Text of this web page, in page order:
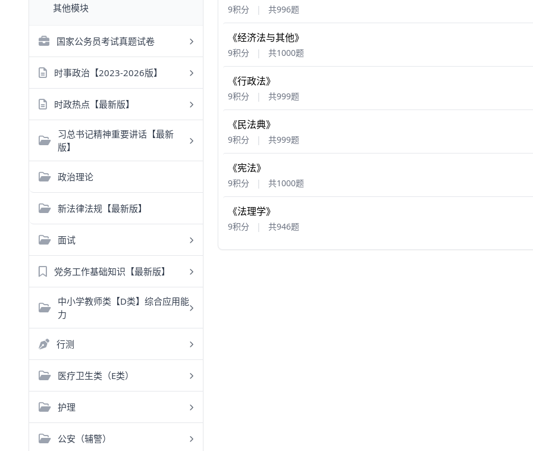
其他模块
国家公务员考试真题试卷
时事政治【2023-2026版】
时政热点【最新版】
习总书记精神重要讲话【最新
版】
政治理论
新法律法规【最新版】
面试
党务工作基础知识【最新版】
中小学教师类【D类】综合应用能
力
行测
医疗卫生类（E类）
护理
公安（辅警）
9积分 | 共996题
《经济法与其他》
9积分 | 共1000题
《行政法》
9积分 | 共999题
《民法典》
9积分 | 共999题
《宪法》
9积分 | 共1000题
《法理学》
9积分 | 共946题